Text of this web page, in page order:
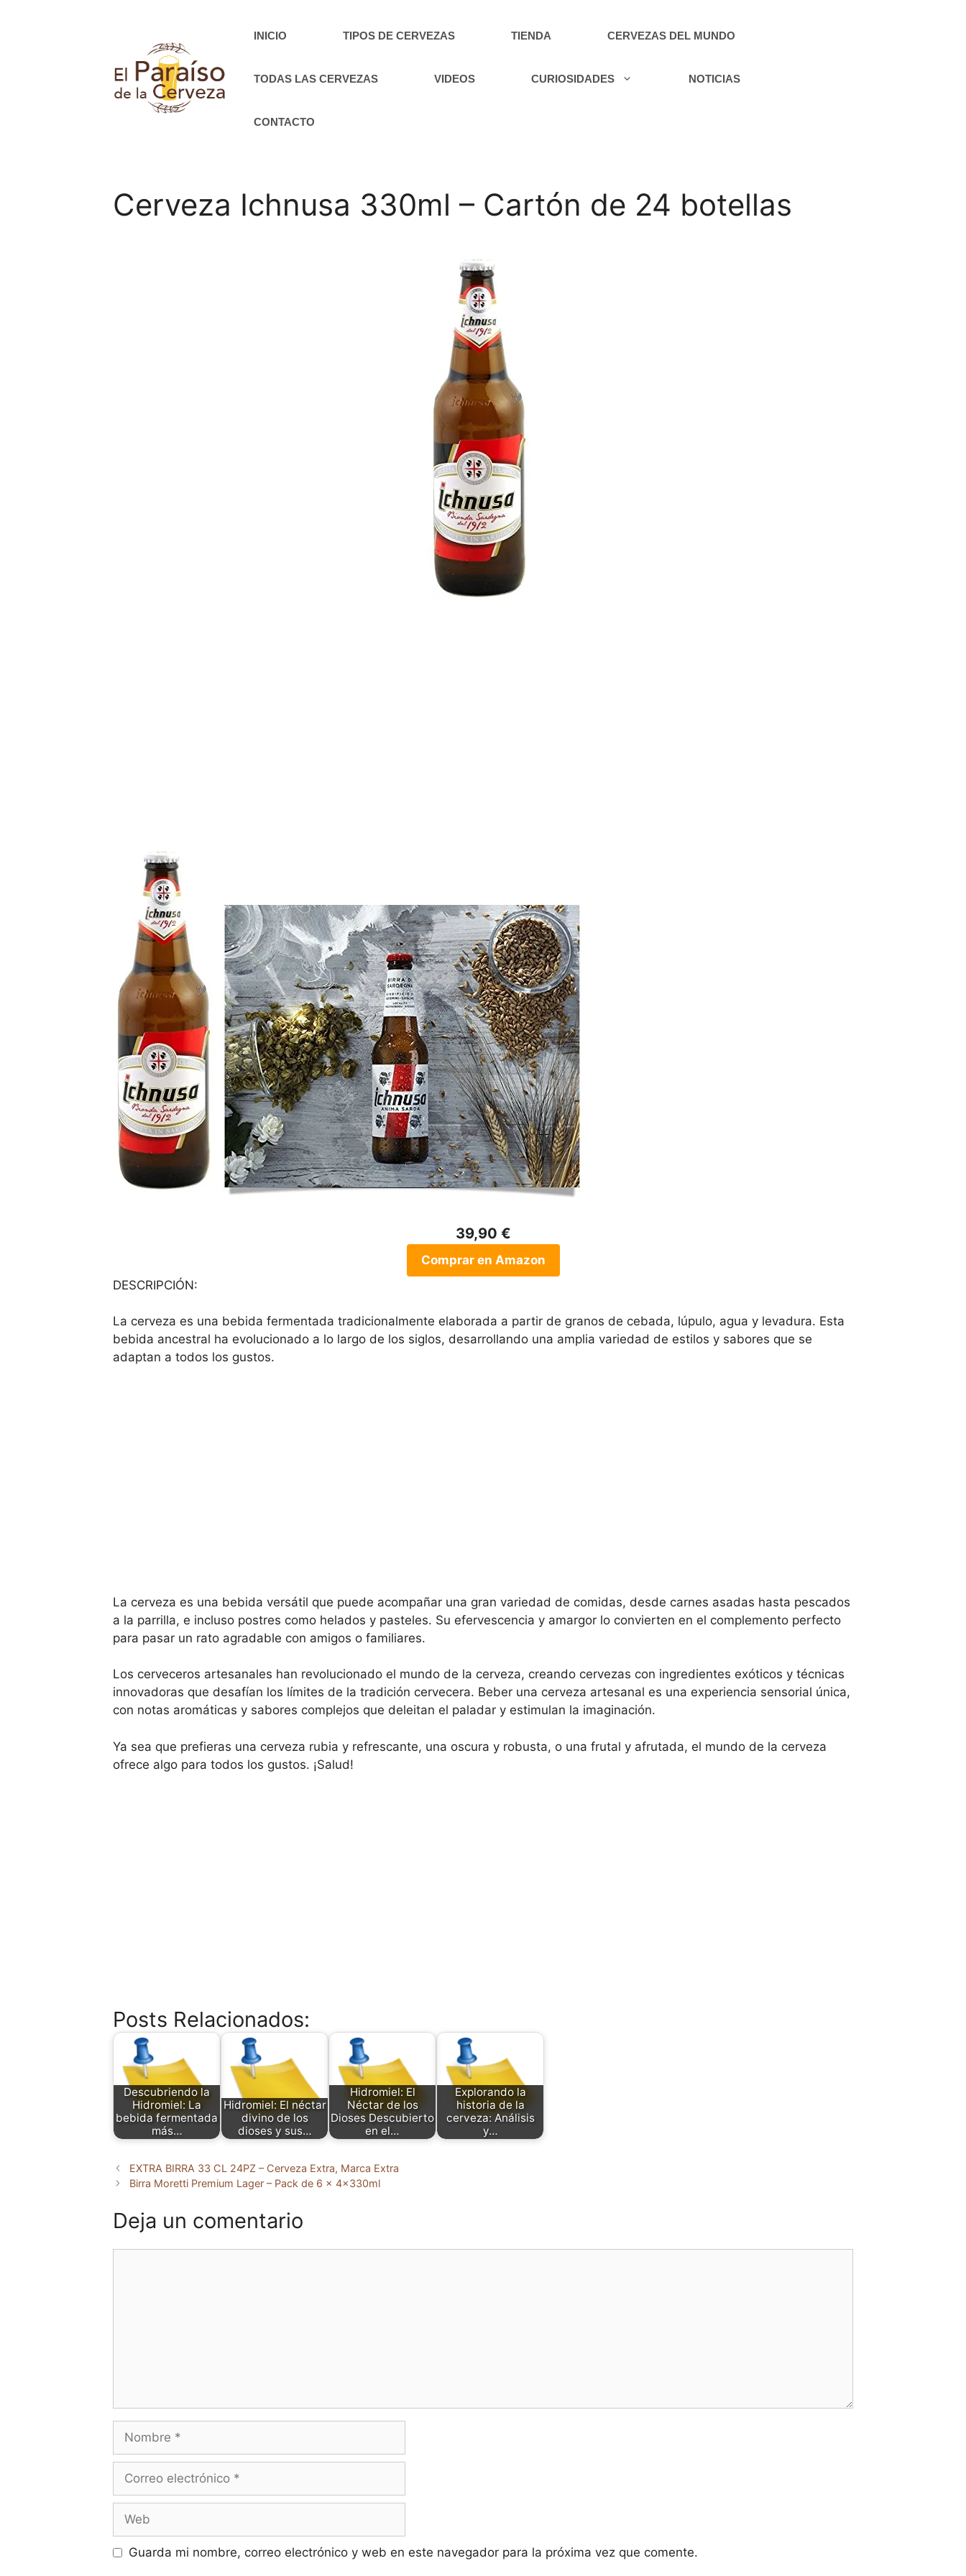
INICIO TIPOS DE CERVEZAS TIENDA CERVEZAS DEL MUNDO
TODAS LAS CERVEZAS VIDEOS CURIOSIDADES NOTICIAS
CONTACTO
Cerveza Ichnusa 330ml – Cartón de 24 botellas
39,90 €
Comprar en Amazon
DESCRIPCIÓN:
La cerveza es una bebida fermentada tradicionalmente elaborada a partir de granos de cebada, lúpulo, agua y levadura. Esta
bebida ancestral ha evolucionado a lo largo de los siglos, desarrollando una amplia variedad de estilos y sabores que se
adaptan a todos los gustos.
La cerveza es una bebida versátil que puede acompañar una gran variedad de comidas, desde carnes asadas hasta pescados
a la parrilla, e incluso postres como helados y pasteles. Su efervescencia y amargor lo convierten en el complemento perfecto
para pasar un rato agradable con amigos o familiares.
Los cerveceros artesanales han revolucionado el mundo de la cerveza, creando cervezas con ingredientes exóticos y técnicas
innovadoras que desafían los límites de la tradición cervecera. Beber una cerveza artesanal es una experiencia sensorial única,
con notas aromáticas y sabores complejos que deleitan el paladar y estimulan la imaginación.
Ya sea que prefieras una cerveza rubia y refrescante, una oscura y robusta, o una frutal y afrutada, el mundo de la cerveza
ofrece algo para todos los gustos. ¡Salud!
Posts Relacionados:
Descubriendo la
Hidromiel: La
bebida fermentada
más…
Hidromiel: El néctar
divino de los
dioses y sus…
Hidromiel: El
Néctar de los
Dioses Descubierto
en el…
Explorando la
historia de la
cerveza: Análisis
y…
EXTRA BIRRA 33 CL 24PZ – Cerveza Extra, Marca Extra
Birra Moretti Premium Lager – Pack de 6 x 4x330ml
Deja un comentario
Nombre
Correo
Web
Guarda mi nombre, correo electrónico y web en este navegador para la próxima vez que comente.